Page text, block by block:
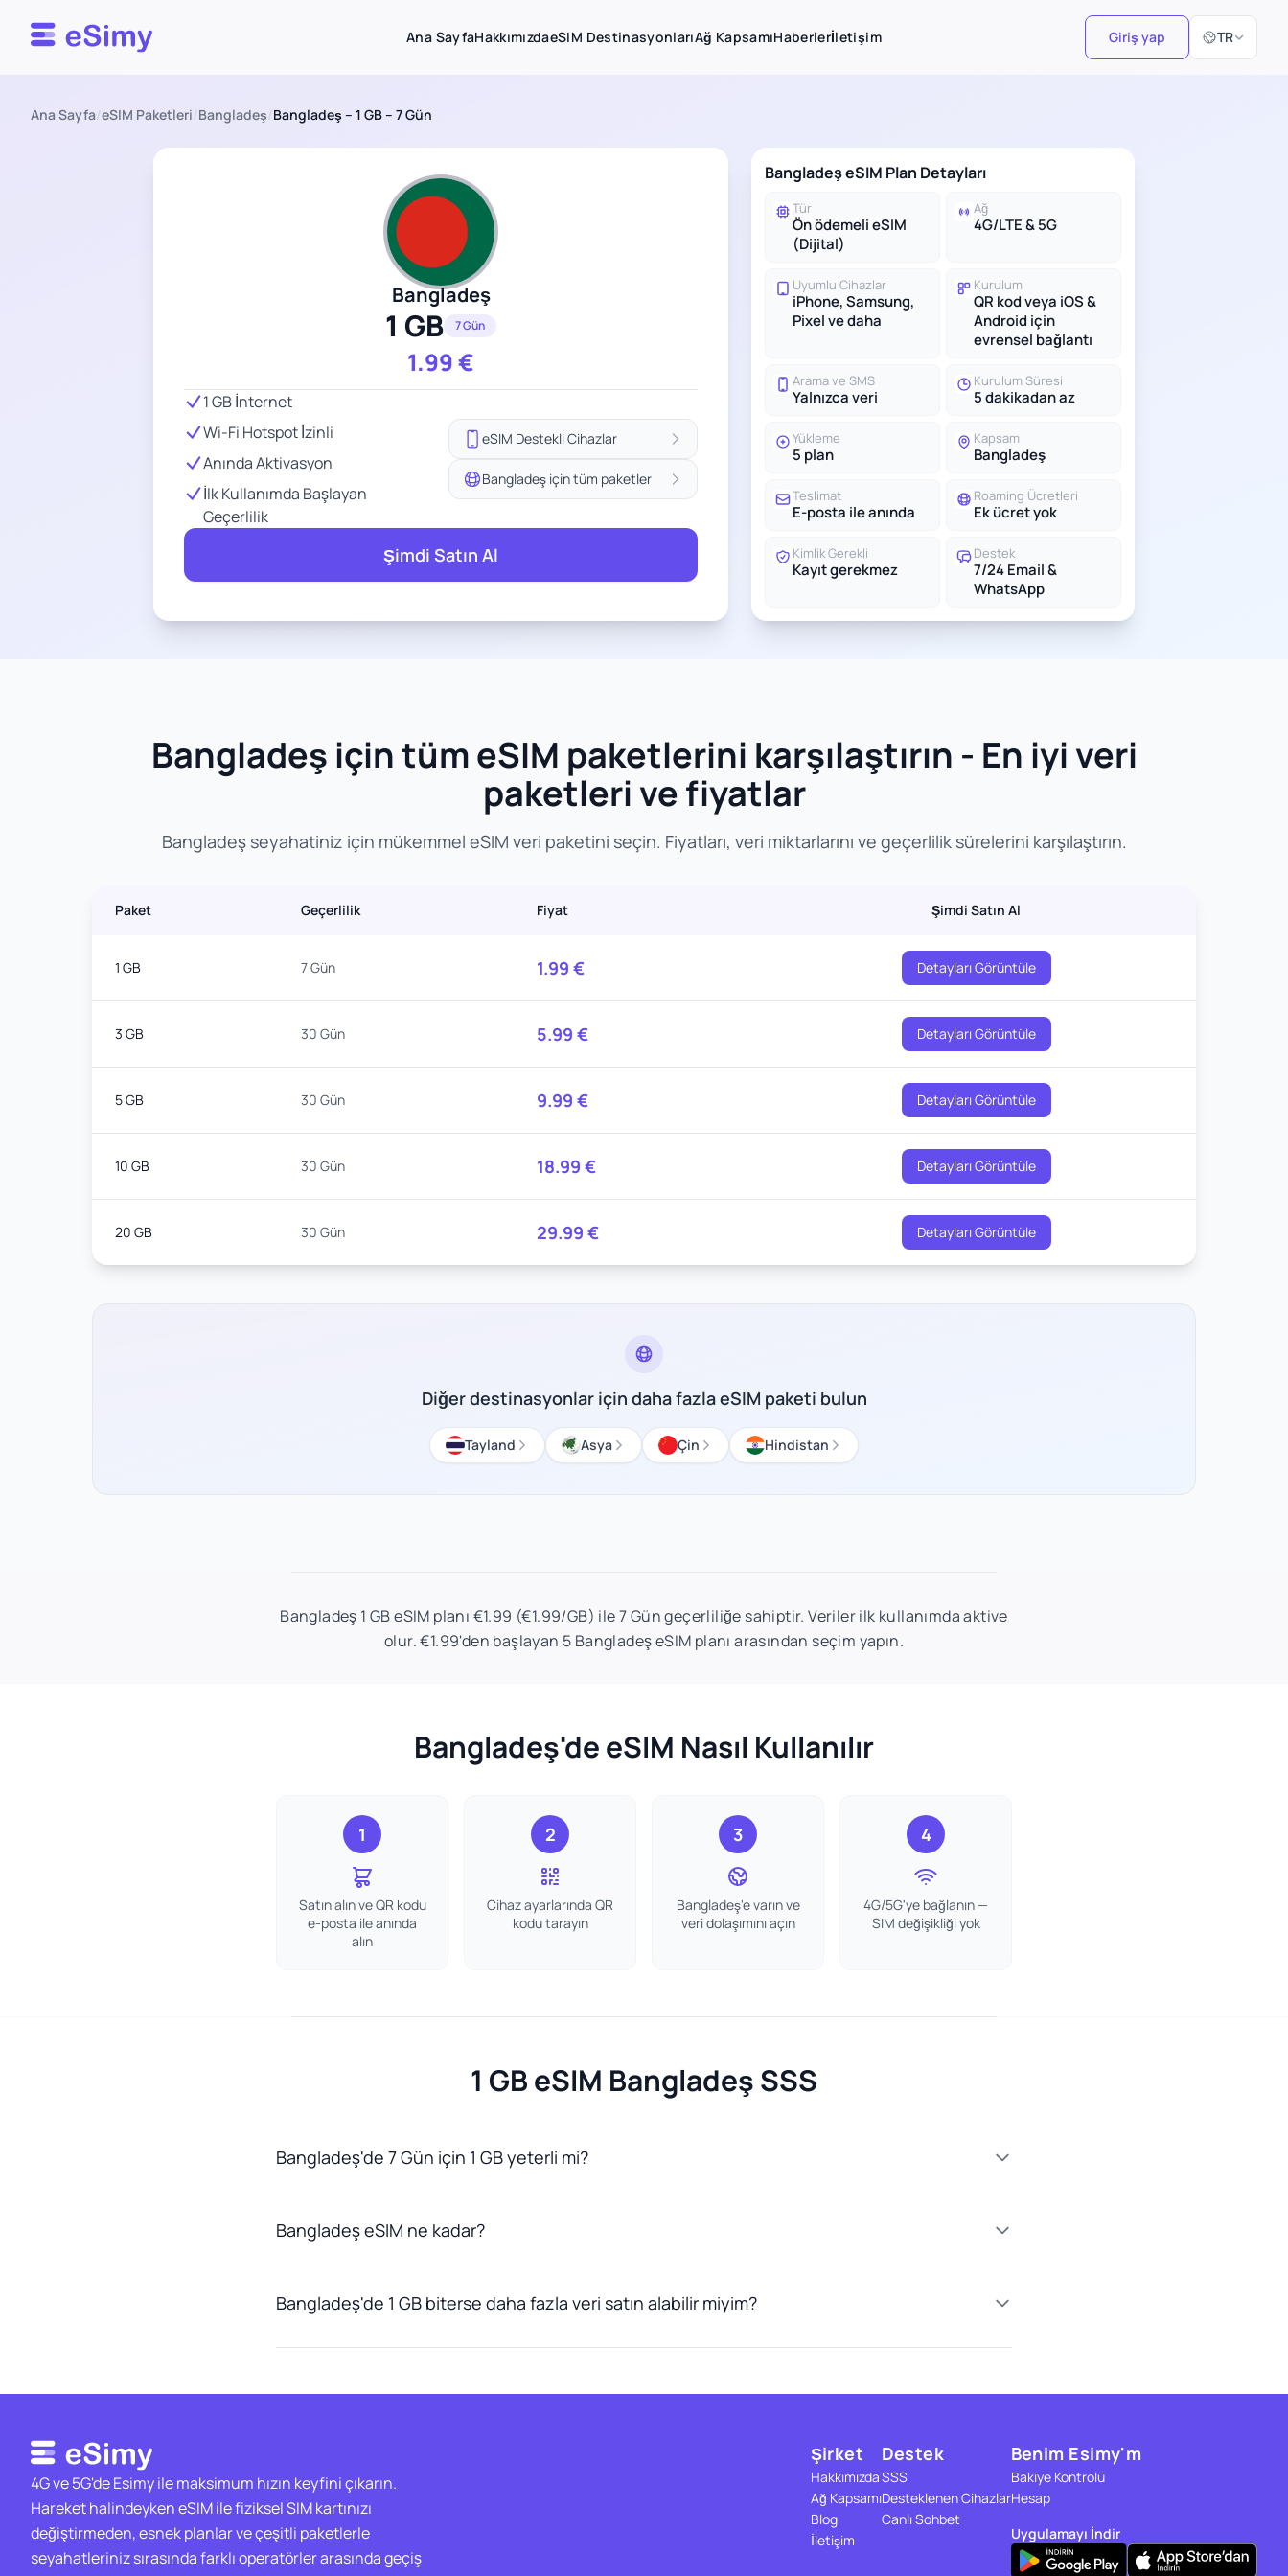
Esimy Ana SayfaHakkımızdaeSIM DestinasyonlarıAğ KapsamıHaberlerİletişim Giriş yap TR
Dil Seçiniz
Ana Sayfa/eSIM Paketleri/Bangladeş/Bangladeş – 1 GB – 7 Gün
Bangladeş
1 GB 7 Gün
1.99€
1 GB İnternet
Wi-Fi Hotspot İzinli
Anında Aktivasyon
İlk Kullanımda Başlayan
Geçerlilik
eSIM Destekli Cihazlar
Bangladeş için tüm paketler
Şimdi Satın Al
Bangladeş eSIM Plan Detayları
Tür
Ön ödemeli eSIM
(Dijital)
Ağ
4G/LTE & 5G
Uyumlu Cihazlar
iPhone, Samsung,
Pixel ve daha
Kurulum
QR kod veya iOS &
Android için
evrensel bağlantı
Arama ve SMS
Yalnızca veri
Kurulum Süresi
5 dakikadan az
Yükleme
5 plan
Kapsam
Bangladeş
Teslimat
E-posta ile anında
Roaming Ücretleri
Ek ücret yok
Kimlik Gerekli
Kayıt gerekmez
Destek
7/24 Email &
WhatsApp
Bangladeş için tüm eSIM paketlerini karşılaştırın - En iyi veri
paketleri ve fiyatlar
Bangladeş seyahatiniz için mükemmel eSIM veri paketini seçin. Fiyatları, veri miktarlarını ve geçerlilik sürelerini karşılaştırın.
Paket Geçerlilik Fiyat Şimdi Satın Al
1 GB 7 Gün 1.99 € Detayları Görüntüle
3 GB 30 Gün 5.99 € Detayları Görüntüle
5 GB 30 Gün 9.99 € Detayları Görüntüle
10 GB 30 Gün 18.99 € Detayları Görüntüle
20 GB 30 Gün 29.99 € Detayları Görüntüle
Diğer destinasyonlar için daha fazla eSIM paketi bulun
Tayland Asya Çin Hindistan
Bangladeş 1 GB eSIM planı €1.99 (€1.99/GB) ile 7 Gün geçerliliğe sahiptir. Veriler ilk kullanımda aktive
olur. €1.99'den başlayan 5 Bangladeş eSIM planı arasından seçim yapın.
Bangladeş'de eSIM Nasıl Kullanılır
1
Satın alın ve QR kodu
e-posta ile anında
alın
2
Cihaz ayarlarında QR
kodu tarayın
3
Bangladeş'e varın ve
veri dolaşımını açın
4
4G/5G'ye bağlanın —
SIM değişikliği yok
1 GB eSIM Bangladeş SSS
Bangladeş'de 7 Gün için 1 GB yeterli mi?
Bangladeş eSIM ne kadar?
Bangladeş'de 1 GB biterse daha fazla veri satın alabilir miyim?
4G ve 5G'de Esimy ile maksimum hızın keyfini çıkarın.
Hareket halindeyken eSIM ile fiziksel SIM kartınızı
değiştirmeden, esnek planlar ve çeşitli paketlerle
seyahatleriniz sırasında farklı operatörler arasında geçiş
Şirket
Hakkımızda
Ağ Kapsamı
Blog
İletişim
Destek
SSS
Desteklenen Cihazlar
Canlı Sohbet
Benim Esimy'm
Bakiye Kontrolü
Hesap
Uygulamayı İndir